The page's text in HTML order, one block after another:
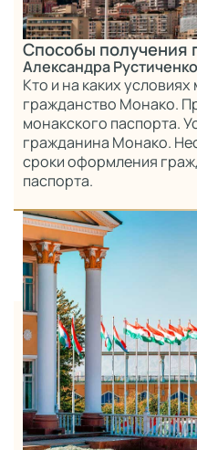
Способы получения
Александра Рустиченко
Кто и на каких
гражданство Монако.
монакского паспорта.
гражданина Монако.
сроки оформления
паспорта.